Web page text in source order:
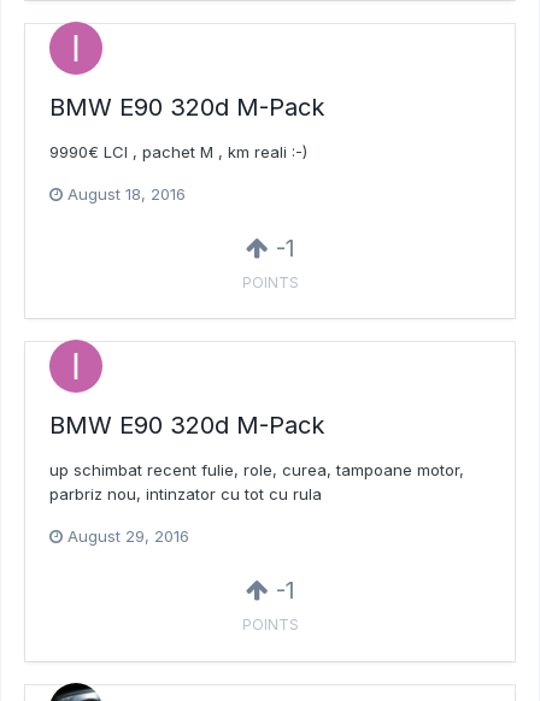
BMW E90 320d M-Pack
9990€ LCI , pachet M , km reali :-)
August 18, 2016
-1
POINTS
BMW E90 320d M-Pack
up schimbat recent fulie, role, curea, tampoane motor,
parbriz nou, intinzator cu tot cu rula
August 29, 2016
-1
POINTS